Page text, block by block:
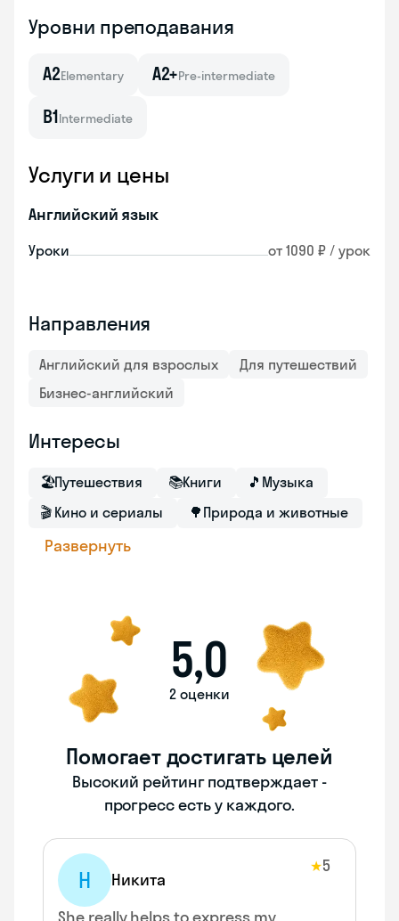
Уровни преподавания
A2Elementary A2+Pre-intermediate
B1Intermediate
Услуги и цены
Английский язык
Уроки от 1090 ₽ / урок
Направления
Английский для взрослых
Для путешествий
Бизнес-английский
Интересы
🏖Путешествия 📚Книги 🎵 Музыка
🎬 Кино и сериалы 🌳 Природа и животные
Развернуть
5,0
2 оценки
Помогает достигать целей
Высокий рейтинг подтверждает -
прогресс есть у каждого.
Н Никита
★5